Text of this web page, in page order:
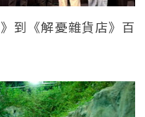
到《解憂雜貨店》百